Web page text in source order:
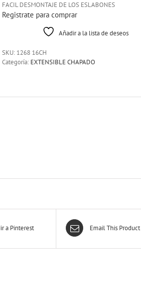
FACIL DESMONTAJE DE LOS ESLABONES
Registrate para comprar
Añadir a la lista de deseos
SKU: 1268 16CH
Categoría: EXTENSIBLE CHAPADO
a Pinterest Email This Product